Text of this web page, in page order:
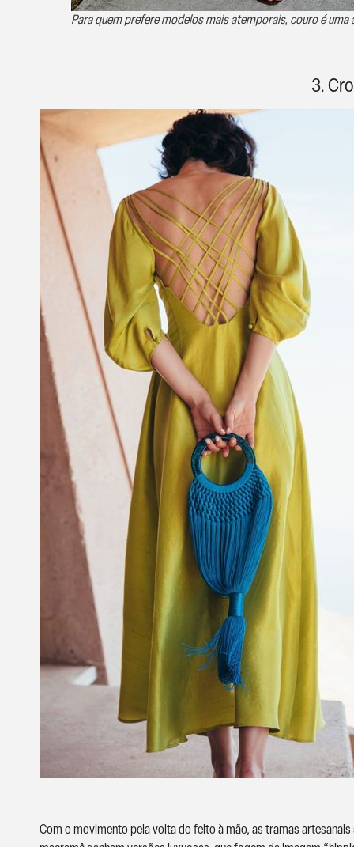
Para quem prefere modelos mais atemporais, couro é
3.
Com o movimento pela volta do feito à mão, as tramas